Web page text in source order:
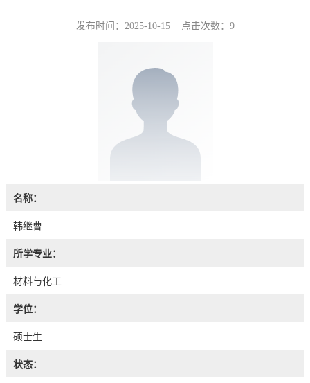
发布时间：2025-10-15 点击次数： 9
名称：
韩继曹
所学专业：
材料与化工
学位：
硕士生
状态：